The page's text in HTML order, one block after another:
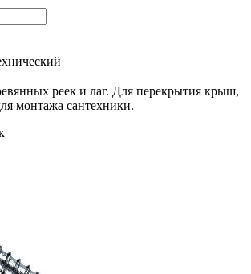
реек и лаг. Для перекрытия крыш,
монтажа сантехники.